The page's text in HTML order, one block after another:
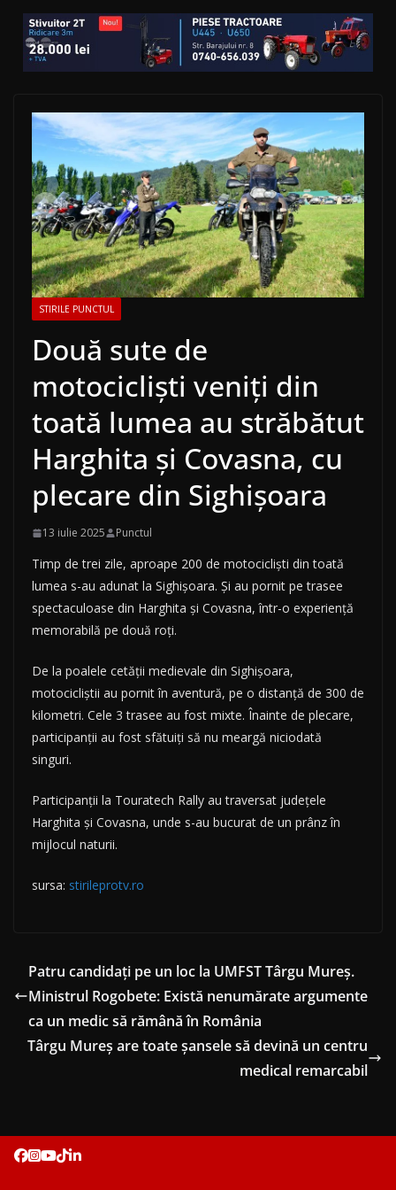
STIRILE PUNCTUL
Două sute de
motocicliști veniți din
toată lumea au străbătut
Harghita și Covasna, cu
plecare din Sighișoara
13 iulie 2025 Punctul
Timp de trei zile, aproape 200 de motocicliști din toată
lumea s-au adunat la Sighișoara. Și au pornit pe trasee
spectaculoase din Harghita și Covasna, într-o experiență
memorabilă pe două roți.
De la poalele cetății medievale din Sighișoara,
motocicliștii au pornit în aventură, pe o distanță de 300 de
kilometri. Cele 3 trasee au fost mixte. Înainte de plecare,
participanții au fost sfătuiți să nu meargă niciodată
singuri.
Participanții la Touratech Rally au traversat județele
Harghita și Covasna, unde s-au bucurat de un prânz în
mijlocul naturii.
sursa: stirileprotv.ro
Patru candidaţi pe un loc la UMFST Târgu Mureș.
Ministrul Rogobete: Există nenumărate argumente
ca un medic să rămână în România
Târgu Mureş are toate șansele să devină un centru
medical remarcabil